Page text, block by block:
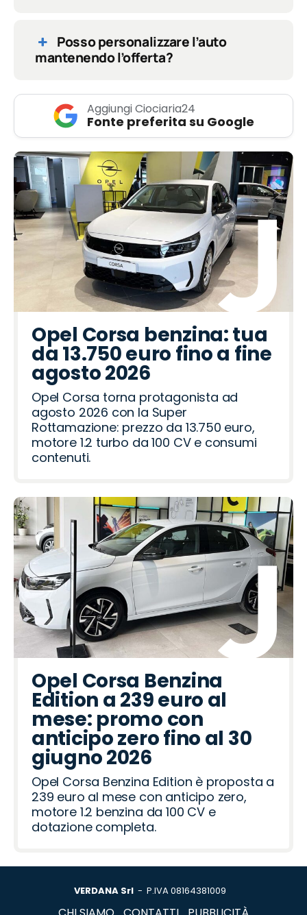
Posso personalizzare l’auto
mantenendo l’offerta?
Aggiungi Ciociaria24
Fonte preferita su Google
Opel Corsa benzina: tua
da 13.750 euro fino a fine
agosto 2026
Opel Corsa torna protagonista ad
agosto 2026 con la Super
Rottamazione: prezzo da 13.750 euro,
motore 1.2 turbo da 100 CV e consumi
contenuti.
Opel Corsa Benzina
Edition a 239 euro al
mese: promo con
anticipo zero fino al 30
giugno 2026
Opel Corsa Benzina Edition è proposta a
239 euro al mese con anticipo zero,
motore 1.2 benzina da 100 CV e
dotazione completa.
VERDANA Srl - P.IVA 08164381009